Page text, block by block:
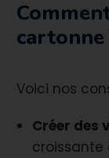
cartonne
Voici nos
Créer des
croissante